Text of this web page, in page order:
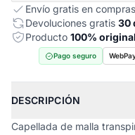
Envío gratis en
Devoluciones gratis 30
Producto 100% original
Pago seguro
DESCRIPCIÓN
Capellada de malla